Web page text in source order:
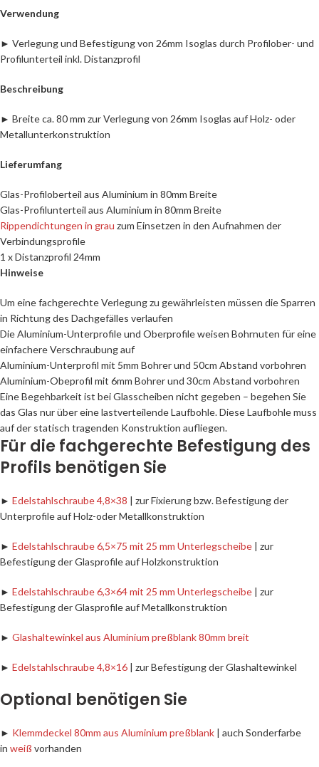
Verwendung
► Verlegung und Befestigung von 26mm Isoglas durch Profilober- und
Profilunterteil inkl. Distanzprofil
Beschreibung
► Breite ca. 80 mm zur Verlegung von 26mm Isoglas auf Holz- oder
Metallunterkonstruktion
Lieferumfang
Glas-Profiloberteil aus Aluminium in 80mm Breite
Glas-Profilunterteil aus Aluminium in 80mm Breite
Rippendichtungen in grau zum Einsetzen in den Aufnahmen der
Verbindungsprofile
1 x Distanzprofil 24mm
Hinweise
Um eine fachgerechte Verlegung zu gewährleisten müssen die Sparren
in Richtung des Dachgefälles verlaufen
Die Aluminium-Unterprofile und Oberprofile weisen Bohrnuten für eine
einfachere Verschraubung auf
Aluminium-Unterprofil mit 5mm Bohrer und 50cm Abstand vorbohren
Aluminium-Obeprofil mit 6mm Bohrer und 30cm Abstand vorbohren
Eine Begehbarkeit ist bei Glasscheiben nicht gegeben – begehen Sie
das Glas nur über eine lastverteilende Laufbohle. Diese Laufbohle muss
auf der statisch tragenden Konstruktion aufliegen.
Für die fachgerechte Befestigung des
Profils benötigen Sie
► Edelstahlschraube 4,8×38 | zur Fixierung bzw. Befestigung der
Unterprofile auf Holz-oder Metallkonstruktion
► Edelstahlschraube 6,5×75 mit 25 mm Unterlegscheibe | zur
Befestigung der Glasprofile auf Holzkonstruktion
► Edelstahlschraube 6,3×64 mit 25 mm Unterlegscheibe | zur
Befestigung der Glasprofile auf Metallkonstruktion
► Glashaltewinkel aus Aluminium preßblank 80mm breit
► Edelstahlschraube 4,8×16 | zur Befestigung der Glashaltewinkel
Optional benötigen Sie
► Klemmdeckel 80mm aus Aluminium preßblank | auch Sonderfarbe
in weiß vorhanden